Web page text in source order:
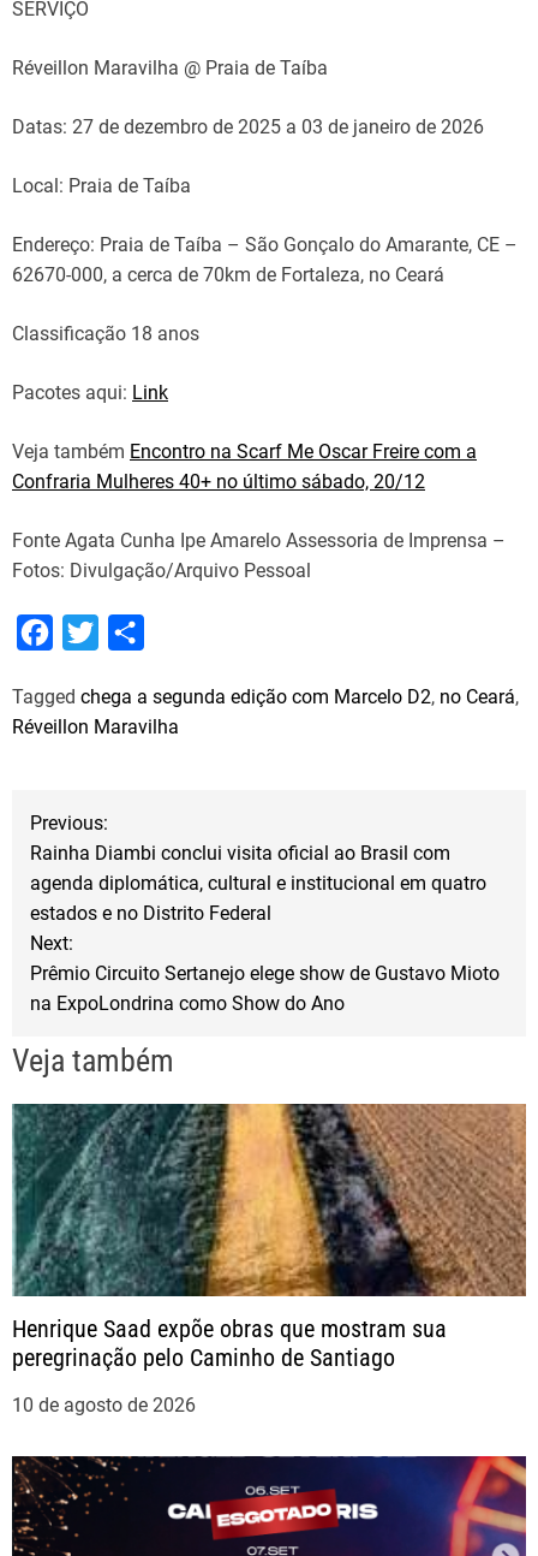
SERVIÇO
Réveillon Maravilha @ Praia de Taíba
Datas: 27 de dezembro de 2025 a 03 de janeiro de 2026
Local: Praia de Taíba
Endereço: Praia de Taíba – São Gonçalo do Amarante, CE –
62670-000, a cerca de 70km de Fortaleza, no Ceará
Classificação 18 anos
Pacotes aqui: Link
Veja também Encontro na Scarf Me Oscar Freire com a
Confraria Mulheres 40+ no último sábado, 20/12
Fonte Agata Cunha Ipe Amarelo Assessoria de Imprensa –
Fotos: Divulgação/Arquivo Pessoal
c
e
o
k
i
t
r
a
r
Tagged chega a segunda edição com Marcelo D2, no Ceará,
Réveillon Maravilha
N
g
a
ç
ã
o
d
e
P
o
Previous:
Rainha Diambi conclui visita oficial ao Brasil com
agenda diplomática, cultural e institucional em quatro
estados e no Distrito Federal
Next:
Prêmio Circuito Sertanejo elege show de Gustavo Mioto
na ExpoLondrina como Show do Ano
Veja também
Henrique Saad expõe obras que mostram sua
peregrinação pelo Caminho de Santiago
10 de agosto de 2026